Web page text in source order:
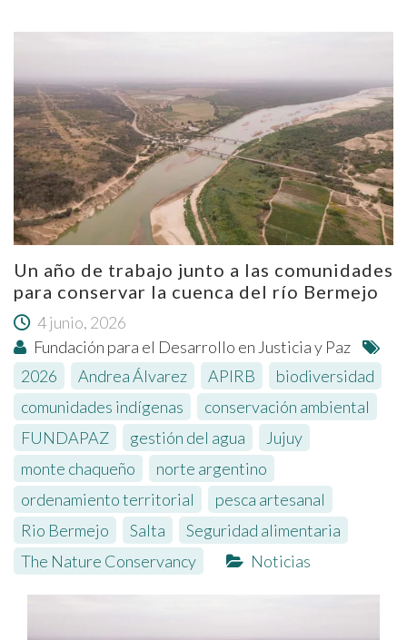
Un año de trabajo junto a las comunidades
para conservar la cuenca del río Bermejo
4 junio, 2026
Fundación para el Desarrollo en Justicia y Paz
2026
Andrea Álvarez APIRB biodiversidad
comunidades indígenas
conservación ambiental
FUNDAPAZ
gestión del agua Jujuy
monte chaqueño
norte argentino
ordenamiento territorial
pesca artesanal
Rio Bermejo
Salta Seguridad alimentaria
The Nature Conservancy
Noticias